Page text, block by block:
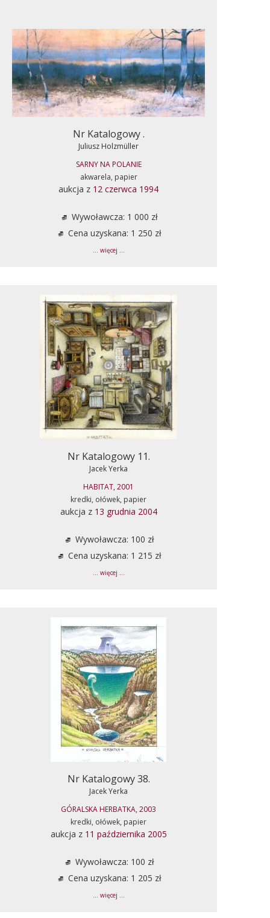
Nr Katalogowy .
Juliusz Holzmüller
SARNY NA POLANIE
akwarela, papier
aukcja z 12 czerwca 1994
Wywoławcza: 1 000 zł
Cena uzyskana: 1 250 zł
... więcej ...
Nr Katalogowy 11.
Jacek Yerka
HABITAT, 2001
kredki, ołówek, papier
aukcja z 13 grudnia 2004
Wywoławcza: 100 zł
Cena uzyskana: 1 215 zł
... więcej ...
Nr Katalogowy 38.
Jacek Yerka
GÓRALSKA HERBATKA, 2003
kredki, ołówek, papier
aukcja z 11 października 2005
Wywoławcza: 100 zł
Cena uzyskana: 1 205 zł
... więcej ...